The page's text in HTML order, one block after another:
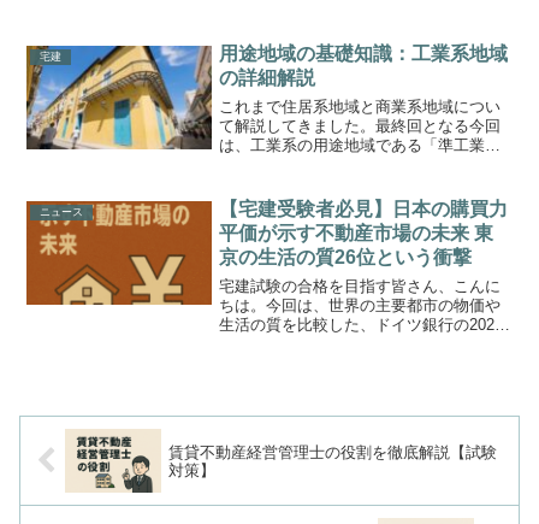
です。この記事では、前回に引き続き
「建築基準法」のテーマを体...
宅建
用途地域の基礎知識：工業系地域
の詳細解説
これまで住居系地域と商業系地域につい
て解説してきました。最終回となる今回
は、工業系の用途地域である「準工業地
合格のポイントについては以下で解説し
ています。その他の用途地...
ニュース
【宅建受験者必見】日本の購買力
平価が示す不動産市場の未来 東
京の生活の質26位という衝撃
宅建試験の合格を目指す皆さん、こんに
ちは。今回は、世界の主要都市の物価や
生活の質を比較した、ドイツ銀行の2025
賃貸不動産経営管理士の役割を徹底解説【試験
対策】